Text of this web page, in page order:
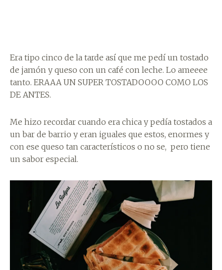
Era tipo cinco de la tarde así que me pedí un tostado
de jamón y queso con un café con leche. Lo ameeee
tanto. ERAAA UN SUPER TOSTADOOOO COMO LOS
DE ANTES.
Me hizo recordar cuando era chica y pedía tostados a
un bar de barrio y eran iguales que estos, enormes y
con ese queso tan característicos o no se, pero tiene
un sabor especial.